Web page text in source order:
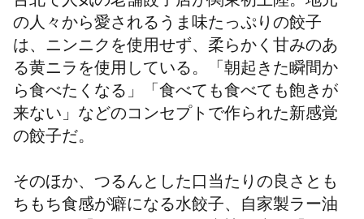
の人々から愛されるうま味たっぷりの餃子
は、ニンニクを使用せず、柔らかく甘みのあ
る黄ニラを使用している。「朝起きた瞬間か
ら食べたくなる」「食べても食べても飽きが
来ない」などのコンセプトで作られた新感覚
の餃子だ。
そのほか、つるんとした口当たりの良さとも
ちもち食感が癖になる水餃子、自家製ラー油